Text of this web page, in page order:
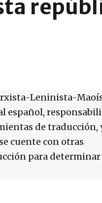
Leninista-
español,
de traducción,
cuente con otras
para determinar